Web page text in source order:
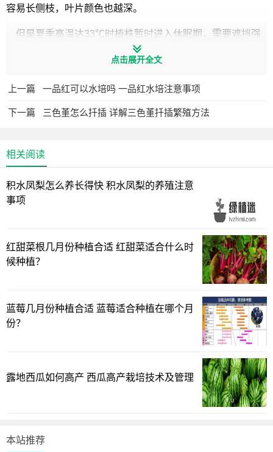
容易长侧枝，叶片颜色也越深。
但是夏季高温达33℃时植株暂时进入休眠期，需要遮挡强
光，并保持通风良好，还要适当降温。
过湿，一般间隔7天喷少量的水到盆土上。适当控水，能让奶
夏季要在盆土干燥后控水10天再浇水。冬季生长缓慢，浇
水要很少，气温低于5℃时，为了防止冻伤根部或沤根，要保
持土壤干燥。
3.土壤和肥料
点击展开全文
上一篇 一品红可以水培吗 一品红水培注意事项
下一篇 三色堇怎么扦插 详解三色堇扦插繁殖方法
相关阅读
积水凤梨怎么养长得快 积水凤梨的养殖注意
事项
红甜菜根几月份种植合适 红甜菜适合什么时
候种植？
蓝莓几月份种植合适 蓝莓适合种植在哪个月
份？
露地西瓜如何高产 西瓜高产栽培技术及管理
本站推荐